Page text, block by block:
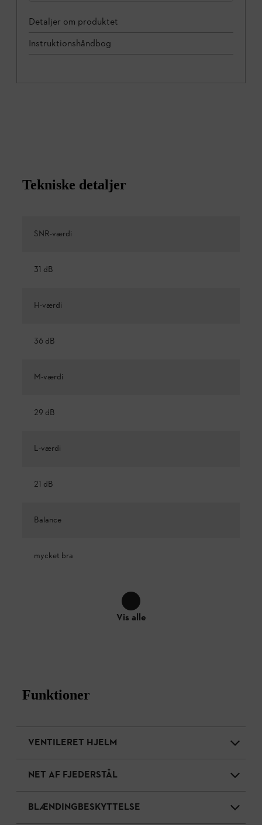
Detaljer om produktet
Instruktionshåndbog
Tekniske detaljer
SNR-værdi
31 dB
H-værdi
36 dB
M-værdi
29 dB
L-værdi
21 dB
Balance
mycket bra
Vis alle
Funktioner
VENTILERET HJELM
NET AF FJEDERSTÅL
BLÆNDINGBESKYTTELSE